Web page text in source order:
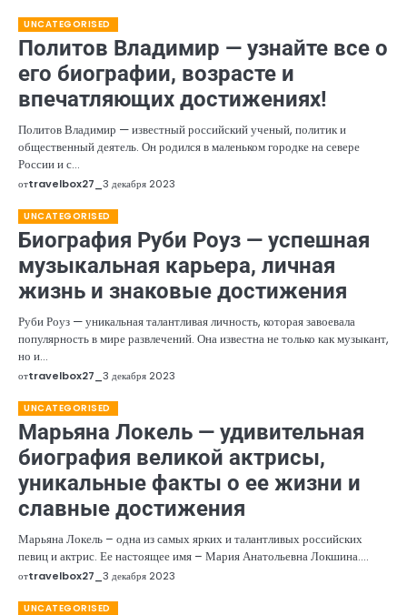
UNCATEGORISED
Политов Владимир — узнайте все о
его биографии, возрасте и
впечатляющих достижениях!
Политов Владимир — известный российский ученый, политик и
общественный деятель. Он родился в маленьком городке на севере
России и с…
отtravelbox27_ 3 декабря 2023
UNCATEGORISED
Биография Руби Роуз — успешная
музыкальная карьера, личная
жизнь и знаковые достижения
Руби Роуз — уникальная талантливая личность, которая завоевала
популярность в мире развлечений. Она известна не только как музыкант,
но и…
отtravelbox27_ 3 декабря 2023
UNCATEGORISED
Марьяна Локель — удивительная
биография великой актрисы,
уникальные факты о ее жизни и
славные достижения
Марьяна Локель – одна из самых ярких и талантливых российских
певиц и актрис. Ее настоящее имя – Мария Анатольевна Локшина.…
отtravelbox27_ 3 декабря 2023
UNCATEGORISED